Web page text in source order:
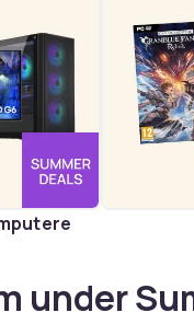
under